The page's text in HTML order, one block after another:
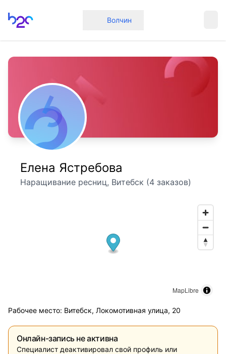
Главная Волчин
Елена Ястребова
Наращивание ресниц, Витебск (4 заказов)
MapLibre
Рабочее место: Витебск, Локомотивная улица, 20
Онлайн-запись не активна
Специалист деактивировал свой профиль или